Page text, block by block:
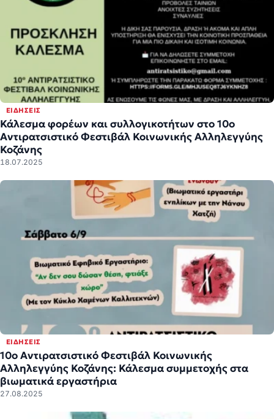
ΕΙΔΉΣΕΙΣ
Κάλεσμα φορέων και συλλογικοτήτων στο 10ο
Αντιρατσιστικό Φεστιβάλ Κοινωνικής Αλληλεγγύης
Κοζάνης
18.07.2025
ΕΙΔΉΣΕΙΣ
10ο Αντιρατσιστικό Φεστιβάλ Κοινωνικής
Αλληλεγγύης Κοζάνης: Κάλεσμα συμμετοχής στα
βιωματικά εργαστήρια
27.08.2025